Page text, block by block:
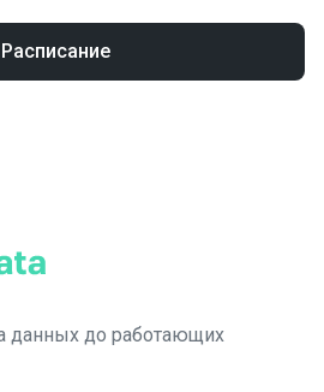
Расписание
данных до работающих